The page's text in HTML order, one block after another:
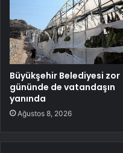
Büyükşehir Belediyesi zor
gününde de vatandaşın
yanında
Ağustos 8, 2026